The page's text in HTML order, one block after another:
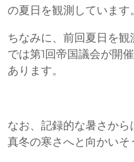
の夏日を観測しています。
ちなみに、前回夏日を
では第1回帝国議会が開
あります。
なお、記録的な暑さか
真冬の寒さへと向かいそ